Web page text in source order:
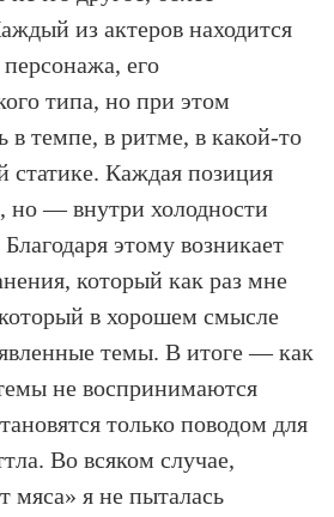
из актеров находится
его
типа, но при этом
в темпе, в ритме, в какой-то
статике. Каждая позиция
но — внутри холодности
этому возникает
который как раз мне
в хорошем смысле
темы. В итоге — как
не воспринимаются
только поводом для
Во всяком случае,
мяса» я не пыталась